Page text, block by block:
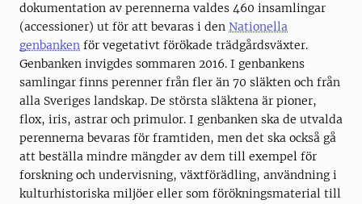
dokumentation av perennerna valdes 460 insamlingar
(accessioner) ut för att bevaras i den Nationella
genbanken för vegetativt förökade trädgårdsväxter.
Genbanken invigdes sommaren 2016. I genbankens
samlingar finns perenner från fler än 70 släkten och från
alla Sveriges landskap. De största släktena är pioner,
flox, iris, astrar och primulor. I genbanken ska de utvalda
perennerna bevaras för framtiden, men det ska också gå
att beställa mindre mängder av dem till exempel för
forskning och undervisning, växtförädling, användning i
kulturhistoriska miljöer eller som förökningsmaterial till